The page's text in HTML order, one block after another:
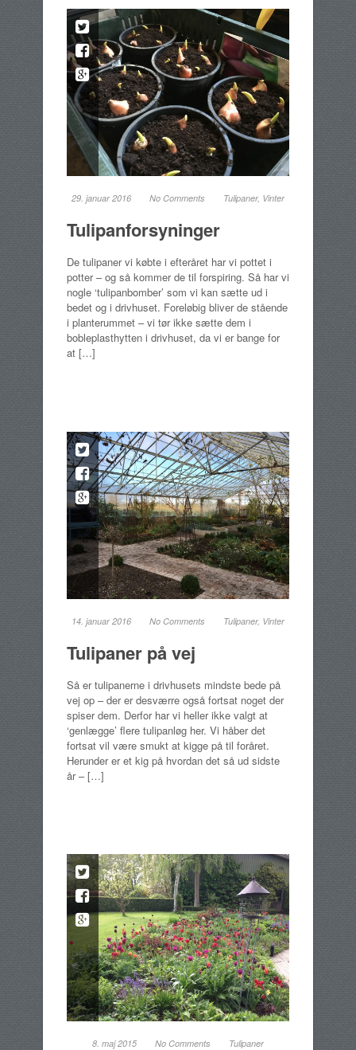
29. januar 2016 No Comments Tulipaner, Vinter
Tulipanforsyninger
De tulipaner vi købte i efteråret har vi pottet i
potter – og så kommer de til forspiring. Så har vi
nogle ‘tulipanbomber’ som vi kan sætte ud i
bedet og i drivhuset. Foreløbig bliver de stående
i planterummet – vi tør ikke sætte dem i
bobleplasthytten i drivhuset, da vi er bange for
at […]
14. januar 2016 No Comments Tulipaner, Vinter
Tulipaner på vej
Så er tulipanerne i drivhusets mindste bede på
vej op – der er desværre også fortsat noget der
spiser dem. Derfor har vi heller ikke valgt at
‘genlægge’ flere tulipanløg her. Vi håber det
fortsat vil være smukt at kigge på til foråret.
Herunder er et kig på hvordan det så ud sidste
år – […]
8. maj 2015 No Comments Tulipaner